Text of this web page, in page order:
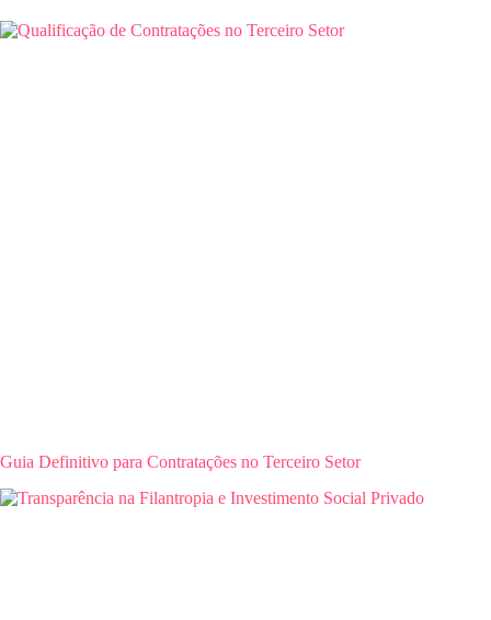
Guia Definitivo para Contratações no Terceiro Setor